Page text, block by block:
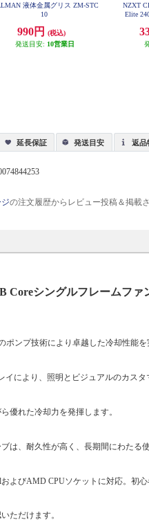
液体金属グリス ZM-STC
10
990円
(税込)
発送目安: 10営業日
NZXT
Elite
延長保証 発送目安 返品
ジの注文履歴からレビュー投稿＆掲載
Coreシングルフレームフ
ポンプ技術により卓越した冷却性能
イにより、照明とビジュアルのカス
優れた冷却力を発揮します。
は、耐久性が高く、長期間にわたる
よびAMD CPUソケットに対応。初
ただけます。